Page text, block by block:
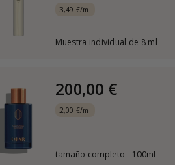
3,49 €/ml
Muestra individual de 8 ml
200,00 €
2,00 €/ml
tamaño completo - 100ml